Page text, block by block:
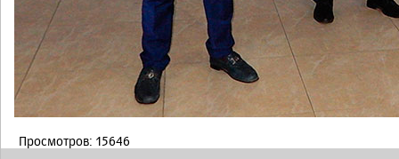
Просмотров: 15646